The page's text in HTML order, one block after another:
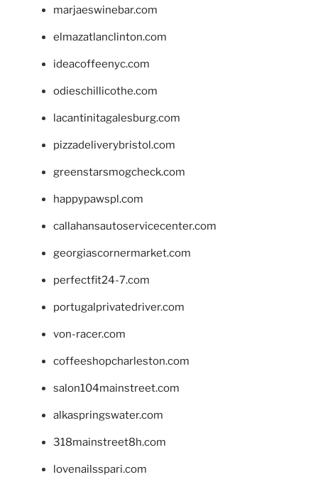
marjaeswinebar.com
elmazatlanclinton.com
ideacoffeenyc.com
odieschillicothe.com
lacantinitagalesburg.com
pizzadeliverybristol.com
greenstarsmogcheck.com
happypawspl.com
callahansautoservicecenter.com
georgiascornermarket.com
perfectfit24-7.com
portugalprivatedriver.com
von-racer.com
coffeeshopcharleston.com
salon104mainstreet.com
alkaspringswater.com
318mainstreet8h.com
lovenailsspari.com